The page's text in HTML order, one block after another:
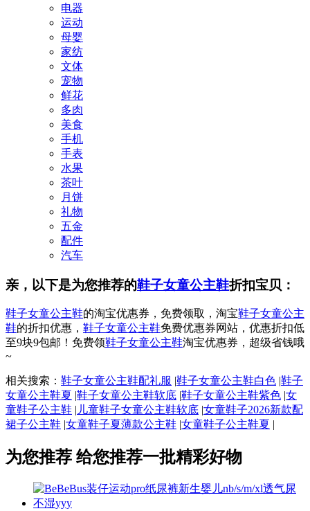
电器
运动
母婴
家纺
文体
宠物
鲜花
多肉
美食
手机
手表
水果
茶叶
月饼
礼物
五金
配件
汽车
亲，以下是为您推荐的鞋子女童公主鞋折扣宝贝：
鞋子女童公主鞋的淘宝优惠券，免费领取，淘宝鞋子女童公主
鞋的折扣优惠， 鞋子女童公主鞋免费优惠券网站，优惠折扣低
至9块9包邮！免费领鞋子女童公主鞋淘宝优惠券，超级省钱哦
~
相关搜索： 鞋子女童公主鞋配礼服 |鞋子女童公主鞋白色 |鞋子
女童公主鞋夏 |鞋子女童公主鞋软底 |鞋子女童公主鞋紫色 |女
童鞋子公主鞋 | 儿童鞋子女童公主鞋软底 |女童鞋子2026新款配
裙子公主鞋 |女童鞋子夏薄款公主鞋 |女童鞋子公主鞋夏 |
为您推荐 给您推荐一批精彩好物